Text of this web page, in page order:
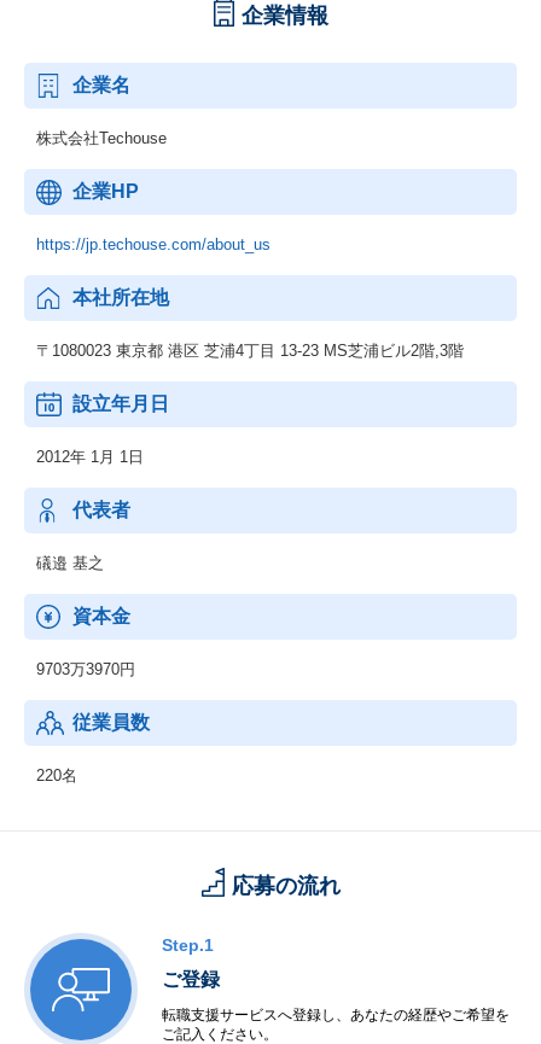
企業情報
企業名
株式会社Techouse
企業HP
https://jp.techouse.com/about_us
本社所在地
〒1080023 東京都 港区 芝浦4丁目 13-23 MS芝浦ビル2階,3階
設立年月日
2012年 1月 1日
代表者
礒邉 基之
資本金
9703万3970円
従業員数
220名
応募の流れ
Step.1
ご登録
転職支援サービスへ登録し、あなたの経歴やご希望を
ご記入ください。